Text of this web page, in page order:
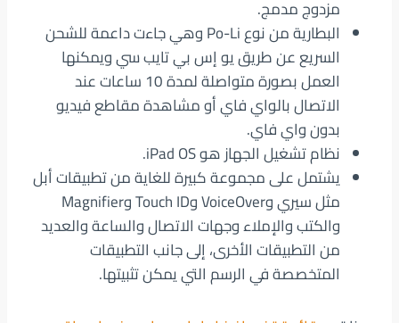
مزدوج مدمج.
البطارية من نوع Po-Li وهي جاءت داعمة للشحن
السريع عن طريق يو إس بي تايب سي ويمكنها
العمل بصورة متواصلة لمدة 10 ساعات عند
الاتصال بالواي فاي أو مشاهدة مقاطع فيديو
بدون واي فاي.
نظام تشغيل الجهاز هو iPad OS.
يشتمل على مجموعة كبيرة للغاية من تطبيقات أبل
مثل سيري وVoiceOver وTouch ID وMagnifier
والكتب والإملاء وجهات الاتصال والساعة والعديد
من التطبيقات الأخرى، إلى جانب التطبيقات
المتخصصة في الرسم التي يمكن تثبيتها.